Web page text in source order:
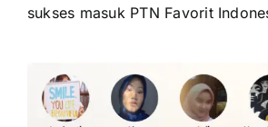
sukses masuk PTN Favorit